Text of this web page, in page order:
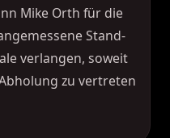
Mike Orth für die
Stand-
verlangen, soweit
zu vertreten